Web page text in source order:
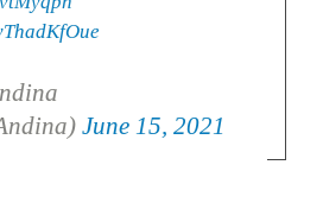
June 15, 2021